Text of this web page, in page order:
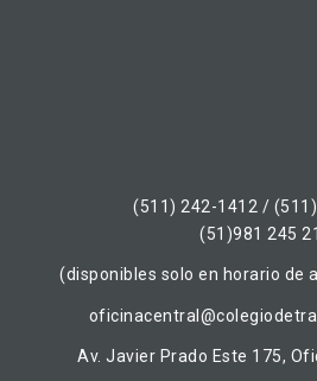
(511) 242-1412 /
(51)981 245
(disponibles solo en horario de
Av. Javier Prado Este 175,